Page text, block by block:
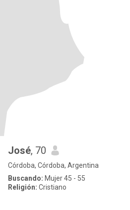
José, 70
Córdoba, Córdoba, Argentina
Buscando: Mujer 45 - 55
Religión: Cristiano